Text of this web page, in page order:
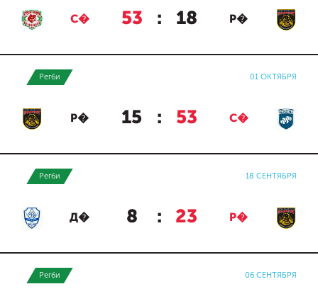
С� 53 : 18 Р�
Регби 01 ОКТЯБРЯ
Р� 15 : 53 С�
Регби 18 СЕНТЯБРЯ
Д� 8 : 23 Р�
Регби 06 СЕНТЯБРЯ